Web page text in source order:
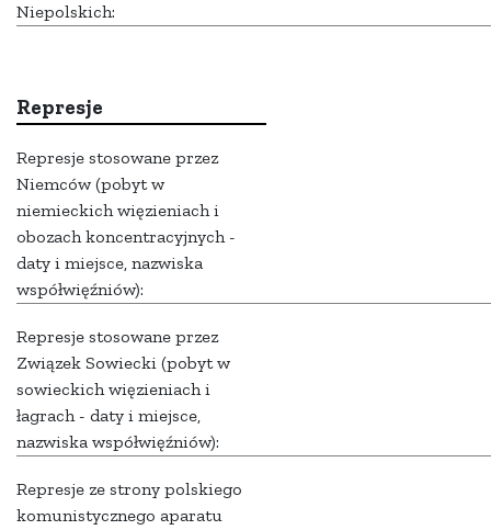
Niepolskich:
Represje
Represje stosowane przez
Niemców (pobyt w
niemieckich więzieniach i
obozach koncentracyjnych -
daty i miejsce, nazwiska
współwięźniów):
Represje stosowane przez
Związek Sowiecki (pobyt w
sowieckich więzieniach i
łagrach - daty i miejsce,
nazwiska współwięźniów):
Represje ze strony polskiego
komunistycznego aparatu